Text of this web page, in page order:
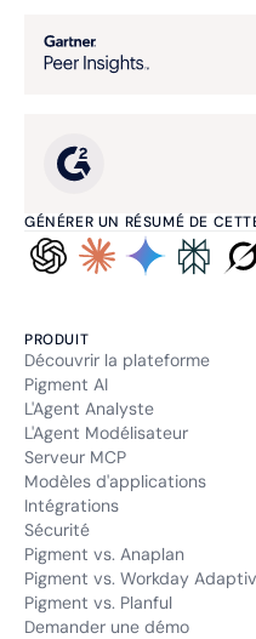
GÉNÉRER UN RÉSUMÉ DE
PRODUIT
Découvrir la plateforme
Pigment AI
L'Agent Analyste
L'Agent Modélisateur
Serveur MCP
Modèles d'applications
Intégrations
Sécurité
Pigment vs. Anaplan
Pigment vs. Workday
Pigment vs. Planful
Demander une démo